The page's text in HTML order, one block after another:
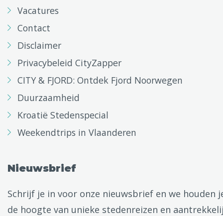
Vacatures
Contact
Disclaimer
Privacybeleid CityZapper
CITY & FJORD: Ontdek Fjord Noorwegen
Duurzaamheid
Kroatië Stedenspecial
Weekendtrips in Vlaanderen
Nieuwsbrief
Schrijf je in voor onze nieuwsbrief en we houden
de hoogte van unieke stedenreizen en